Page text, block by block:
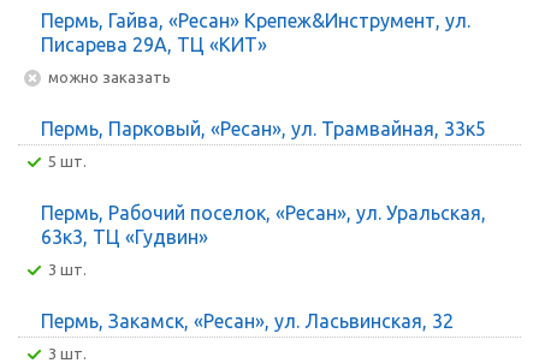
Пермь, Гайва, «Ресан» Крепеж&Инструмент, ул.
Писарева 29А, ТЦ «КИТ»
Можно заказать
Пермь, Парковый, «Ресан», ул. Трамвайная, 33к5
5 шт.
Пермь, Рабочий поселок, «Ресан», ул. Уральская,
63к3, ТЦ «Гудвин»
3 шт.
Пермь, Закамск, «Ресан», ул. Ласьвинская, 32
3 шт.